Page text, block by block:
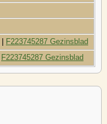
F223745287 Gezinsblad
F223745287 Gezinsblad